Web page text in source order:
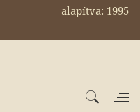
alapítva: 1995